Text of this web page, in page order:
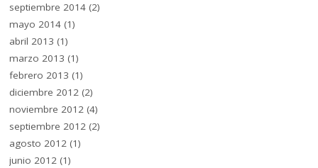
septiembre 2014 (2)
mayo 2014 (1)
abril 2013 (1)
marzo 2013 (1)
febrero 2013 (1)
diciembre 2012 (2)
noviembre 2012 (4)
septiembre 2012 (2)
agosto 2012 (1)
junio 2012 (1)